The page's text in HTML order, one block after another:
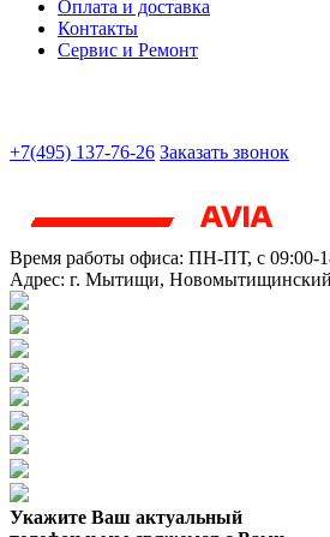
Оплата и доставка
Контакты
Сервис и Ремонт
+7(495) 137-76-26 Заказать звонок
Время работы офиса: ПН-ПТ, с 09:00-
Адрес: г. Мытищи, Новомытищинский
Укажите Ваш актуальный